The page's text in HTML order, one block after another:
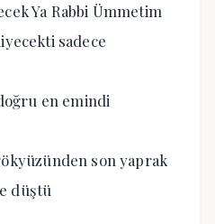
Ya Rabbi Ümmetim
sadece
en emindi
son yaprak
düştü